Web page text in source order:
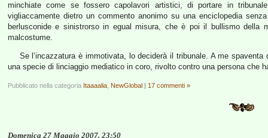
minchiate come se fossero capolavori artistici, di portare in
vigliaccamente dietro un commento anonimo su una enciclopedia
berlusconide e sinistrorso in egual misura, che è poi il bullismo della
malcostume.
Se l’incazzatura è immotivata, lo deciderà il tribunale. A me
una specie di linciaggio mediatico in coro, rivolto contro una persona che
Pubblicato nella categoria Itaaaalia NewGlobal | 17 commenti »
Domenica 27 Maggio 2007, 23:50